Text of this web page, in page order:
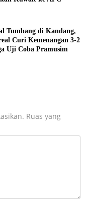
Tumbang di Kandang,
Curi Kemenangan 3-2
Uji Coba Pramusim
Ruas yang